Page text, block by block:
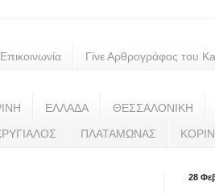
Επικοινωνία Γίνε Αρθρογράφος του
ΕΛΛΑΔΑ ΘΕΣΣΑΛΟΝΙΚΗ
ΠΛΑΤΑΜΩΝΑΣ
28